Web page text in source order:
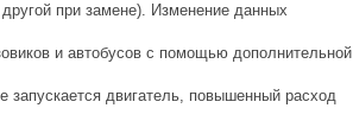
при замене). Изменение данных
и автобусов с помощью дополнительной
двигатель, повышенный расход